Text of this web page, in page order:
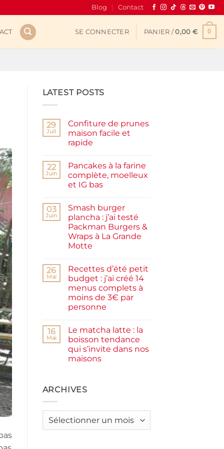
Blog Contact
SE CONNECTER PANIER /0,00 € 0
LATEST POSTS
29
Juil
Confiture de prunes
maison facile et
rapide
sur
Confiture
de
prunes
et
rapide
22
Juin
Pancakes à la farine
complète, moelleux
et IG bas
sur
Pancakes
à
la
farine
complète,
moelleux
bas
03
Juin
Smash burger
plancha : j’ai testé
Packman Burgers &
Wraps à La Grande
Motte
sur
Smash
burger
plancha :
j’ai
testé
Packman
à
La
Grande
Motte
26
Mai
Recettes d’été petit
budget : j’ai créé 14
menus complets à
moins de 3€ par
personne
sur
Recettes
d’été
petit
budget
menus
complets
3€
16
Mai
Le matcha latte : la
boisson tendance
qui s’invite dans nos
maisons
Le
matcha
boisson
ARCHIVES
Archives